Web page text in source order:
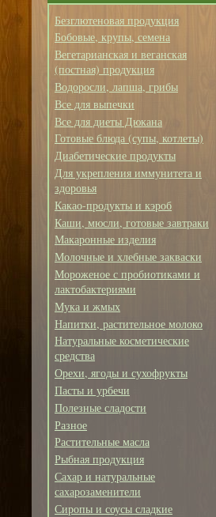
Безглютеновая продукция
Бобовые, крупы, семена
Вегетарианская и веганская
(постная) продукция
Водоросли, лапша, грибы
Все для выпечки
Все для диеты Дюкана
Готовые блюда (супы, котлеты)
Диабетические продукты
Для укрепления иммунитета и
здоровья
Какао-продукты и кэроб
Каши, мюсли, готовые завтраки
Макаронные изделия
Молочные и хлебные закваски
Мороженое с пробиотиками и
лактобактериями
Мука и жмых
Напитки, растительное молоко
Натуральные косметические
средства
Орехи, ягоды и сухофрукты
Пасты и урбечи
Полезные сладости
Разное
Растительные масла
Рыбная продукция
Сахар и натуральные
сахарозаменители
Сиропы и соусы сладкие